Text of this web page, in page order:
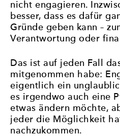
nicht engagieren.
besser, dass es dafür
Gründe geben kann –
Verantwortung oder
Das ist auf jeden Fall
mitgenommen habe:
eigentlich ein
es irgendwo auch eine
etwas ändern möchte,
jeder die Möglichkeit
nachzukommen.